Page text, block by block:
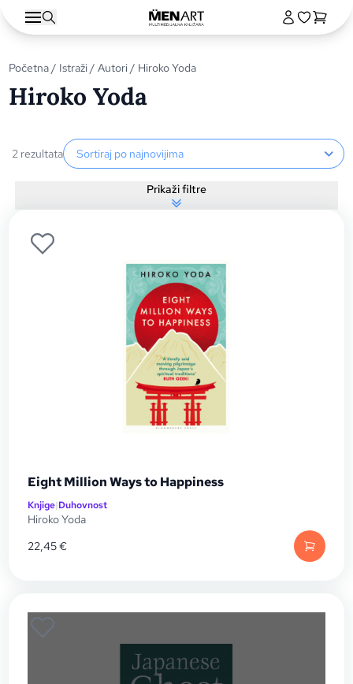
Početna/ Istraži/Autori/ Hiroko Yoda
Hiroko Yoda
2 rezultataSortiranje proizvoda
Prikaži filtre
Eight Million Ways to Happiness
Knjige|Duhovnost
Hiroko Yoda
22,45€